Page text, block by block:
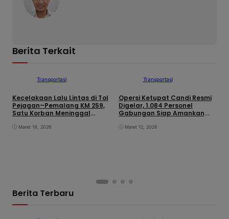
Berita Terkait
Transportasi
Kecelakaan Lalu Lintas di Tol
Pejagan–Pemalang KM 259,
Satu Korban Meninggal
Maret 18, 2026
Transportasi
Opersi Ketupat Candi Resmi
Digelar, 1.084 Personel
Gabungan Siap Amankan
Maret 12, 2026
Berita Terbaru